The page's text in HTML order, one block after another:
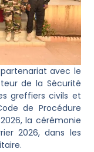
avec le
de la Sécurité
greffiers civils et
de Procédure
la cérémonie
2026, dans les